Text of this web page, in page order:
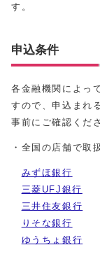
す。
申込条件
各金融機関によっ
すので、申込まれ
事前にご確認くだ
・全国の店舗で取
みずほ銀行
三菱UFJ銀行
三井住友銀行
りそな銀行
ゆうちょ銀行